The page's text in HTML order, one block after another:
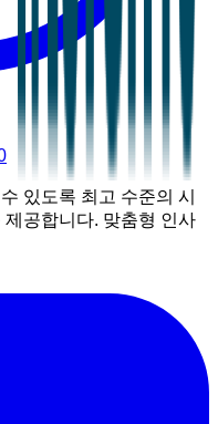
있도록 최고 수준의 시
공합니다. 맞춤형 인사